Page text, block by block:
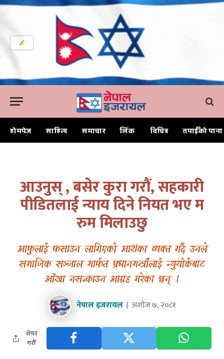
होमपेज साहित्य समाचार लिंक विचित्र तपाईँको पाना
आउनुस् , बसेर कुरा गरौं, सहकारी
पीडितलाई न्याय दिने नियत भए म
रुम मिलाउछु
आफुलाई फसाउन लागिएको आशंका व्यक्त गर्दै उनले
समाजिक सञ्जाल मार्फत प्रधानमन्त्रीलाई न्युयोर्कबाट
आँखा नसन्काउन आग्रह गरेका छन् ।
नेपाल इजरायल अशोज ७, २०८१
शेयर
गरौँ